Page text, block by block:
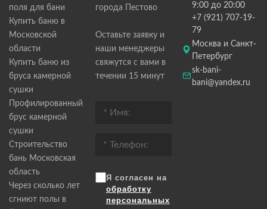
поля для бани
Купить баню в
Московской
области
Купить баню из
бруса камерной
сушки
Профилированный
брус камерной
сушки
Строительство
бань Московская
область
Через сколько лет
сгниют полы в
города Пестово
Оставьте заявку и
наши менеджеры
свяжутся с вами в
течении 15 минут
Я согласен на
обработку
персональных
9:00 до 20:00
+7 (921) 707-19-
79
Москва и Санкт-
Петербург
sk-bani-
bani@yandex.ru